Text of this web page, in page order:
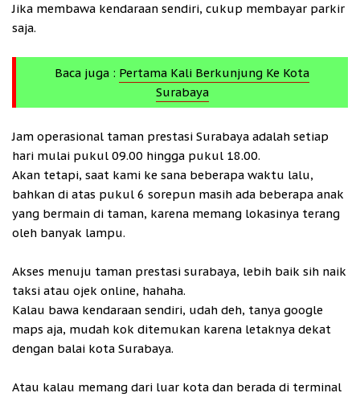
Jika membawa kendaraan sendiri, cukup membayar parkir
saja.
Baca juga : Pertama Kali Berkunjung Ke Kota
Surabaya
Jam operasional taman prestasi Surabaya adalah setiap
hari mulai pukul 09.00 hingga pukul 18.00.
Akan tetapi, saat kami ke sana beberapa waktu lalu,
bahkan di atas pukul 6 sorepun masih ada beberapa anak
yang bermain di taman, karena memang lokasinya terang
oleh banyak lampu.
Akses menuju taman prestasi surabaya, lebih baik sih naik
taksi atau ojek online, hahaha.
Kalau bawa kendaraan sendiri, udah deh, tanya google
maps aja, mudah kok ditemukan karena letaknya dekat
dengan balai kota Surabaya.
Atau kalau memang dari luar kota dan berada di terminal